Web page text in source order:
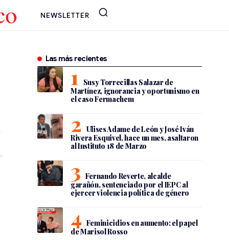
NEWSLETTER
Las más recientes
Susy Torrecillas Salazar de
Martínez, ignorancia y oportunismo en
el caso Fermachem
Ulises Adame de León y José Iván
Rivera Esquivel, hace un mes, asaltaron
al Instituto 18 de Marzo
Fernando Reverte, alcalde
garañón, sentenciado por el IEPC al
ejercer violencia política de género
Feminicidios en aumento: el papel
de Marisol Rosso